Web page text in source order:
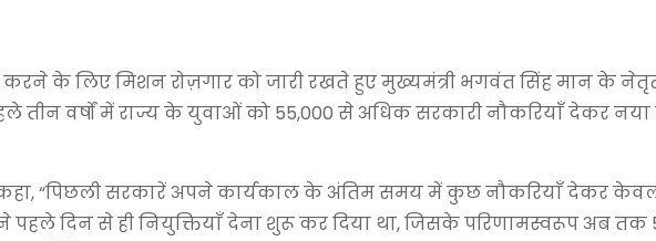
करने के लिए मिशन रोज़गार को जारी रखते हुए मुख्यमंत्री भगवंत सिंह मान के
वर्षों में राज्य के युवाओं को 55,000 से अधिक सरकारी नौकरियाँ देकर नया
“पिछली सरकारें अपने कार्यकाल के अंतिम समय में कुछ नौकरियाँ देकर
पहले दिन से ही नियुक्तियाँ देना शुरू कर दिया था, जिसके परिणामस्वरूप अब